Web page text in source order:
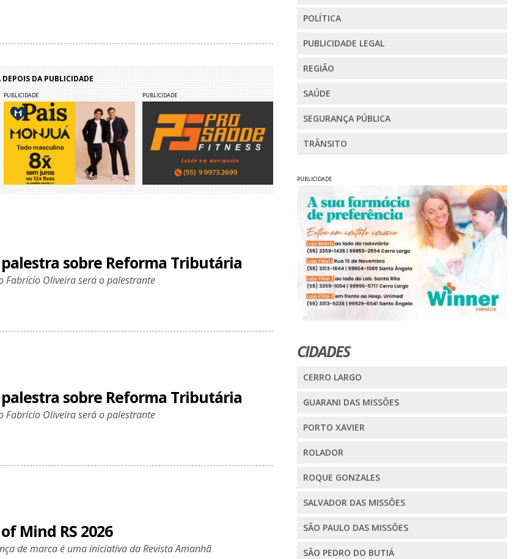
DA PUBLICIDADE
PUBLICIDADE PUBLICIDADE
sobre Reforma Tributária
Fabrício Oliveira será o palestrante
sobre Reforma Tributária
Fabrício Oliveira será o palestrante
Mind RS 2026
de marca é uma iniciativa da Revista Amanhã
POLÍTICA
PUBLICIDADE LEGAL
REGIÃO
SAÚDE
SEGURANÇA PÚBLICA
TRÂNSITO
PUBLICIDADE
CIDADES
CERRO LARGO
GUARANI DAS MISSÕES
PORTO XAVIER
ROLADOR
ROQUE GONZALES
SALVADOR DAS MISSÕES
SÃO PAULO DAS MISSÕES
SÃO PEDRO DO BUTIÁ